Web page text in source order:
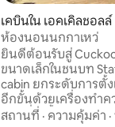
เคบินใน เอคเคิลชอลล์
ห้องนอนนกกาเหว่
ยินดีต้อนรับสู่
ขนาดเล็กในชนบท
cabin ยกระดับการตั้
อีกขั้นด้วยเครื่องทำค
ร้อนที่ใช้น้ำร้อนและฝั
สถานที่ · ความคุ้มค่า ·